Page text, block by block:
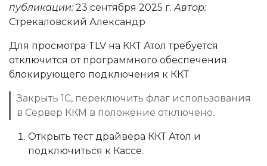
смена была успешно открыта в Сервер ККМ, но не
публикации: 23 сентября 2025 г.Автор:
Стрекаловский Александр
Для просмотра TLV на ККТ Атол требуется
отключится от программного обеспечения
блокирующего подключения к ККТ
Закрыть 1С, переключить флаг использования
в Сервер ККМ в положение отключено.
Открыть тест драйвера ККТ Атол и
подключиться к Кассе.